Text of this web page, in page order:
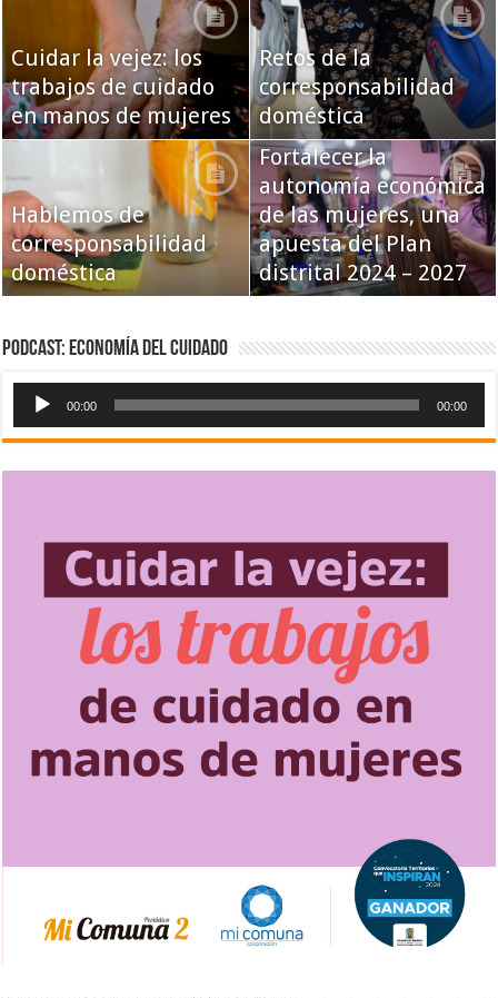
Cuidar la vejez: los
trabajos de cuidado
en manos de mujeres
Retos de la
corresponsabilidad
doméstica
Hablemos de
corresponsabilidad
doméstica
Fortalecer la
autonomía económica
de las mujeres, una
apuesta del Plan
distrital 2024 – 2027
Podcast: Economía del Cuidado
Reproductor
audio
00:00 00:00